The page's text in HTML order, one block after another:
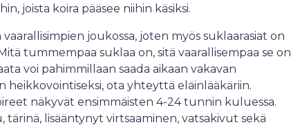
joista koira pääsee niihin käsiksi.
joukossa, joten myös suklaarasiat on
tummempaa suklaa on, sitä vaarallisempaa se on
voi pahimmillaan saada aikaan vakavan
heikkovointiseksi, ota yhteyttä eläinlääkäriin.
näkyvät ensimmäisten 4-24 tunnin kuluessa.
lisääntynyt virtsaaminen, vatsakivut sekä